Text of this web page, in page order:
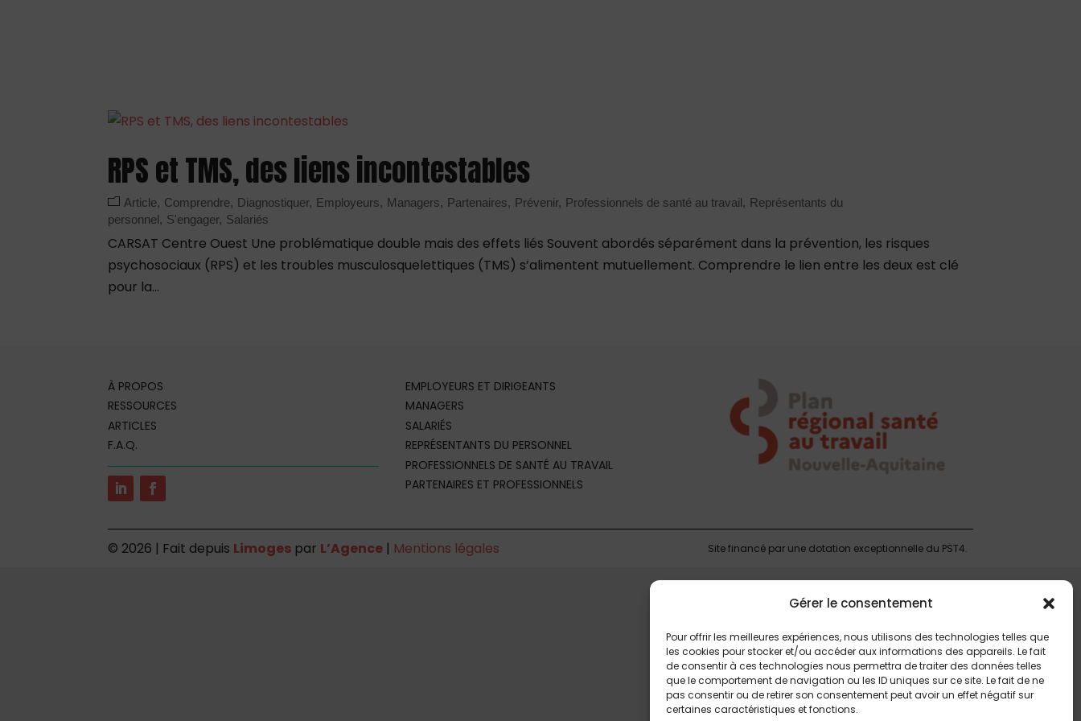
Gérer le consentement
Pour offrir les meilleures expériences, nous utilisons des technologies telles que
les cookies pour stocker et/ou accéder aux informations des appareils. Le fait
de consentir à ces technologies nous permettra de traiter des données telles
que le comportement de navigation ou les ID uniques sur ce site. Le fait de ne
pas consentir ou de retirer son consentement peut avoir un effet négatif sur
certaines caractéristiques et fonctions.
RPS et TMS, des liens incontestables
Article Comprendre Diagnostiquer Employeurs Managers Partenaires Prévenir Professionnels de santé au travail
Représentants du
personnel
S'engager Salariés
CARSAT Centre Ouest Une problématique double mais des effets liés Souvent abordés séparément dans la prévention, les risques
psychosociaux (RPS) et les troubles musculosquelettiques (TMS) s’alimentent mutuellement. Comprendre le lien entre les deux est clé
pour la...
À PROPOS
RESSOURCES
ARTICLES
F.A.Q.
EMPLOYEURS ET DIRIGEANTS
MANAGERS
SALARIÉS
REPRÉSENTANTS DU PERSONNEL
PROFESSIONNELS DE SANTÉ AU TRAVAIL
PARTENAIRES ET PROFESSIONNELS
© 2026 | Fait depuis Limoges par L’Agence | Mentions légales Site financé par une dotation exceptionnelle du PST4.